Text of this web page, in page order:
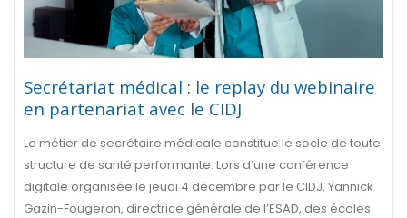
Secrétariat médical : le replay du webinaire
en partenariat avec le CIDJ
Le métier de secrétaire médicale constitue le socle de toute
structure de santé performante. Lors d’une conférence
digitale organisée le jeudi 4 décembre par le CIDJ, Yannick
Gazin-Fougeron, directrice générale de l’ESAD, des écoles